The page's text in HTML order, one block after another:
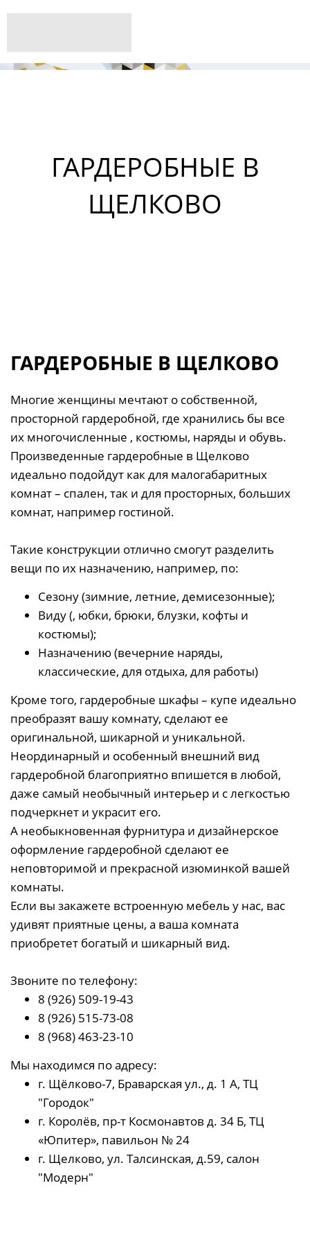
ГАРДЕРОБНЫЕ В
ЩЕЛКОВО
ГАРДЕРОБНЫЕ В ЩЕЛКОВО
Многие женщины мечтают о собственной,
просторной гардеробной, где хранились бы все
их многочисленные , костюмы, наряды и обувь.
Произведенные гардеробные в Щелково
идеально подойдут как для малогабаритных
комнат – спален, так и для просторных, больших
комнат, например гостиной.
Такие конструкции отлично смогут разделить
вещи по их назначению, например, по:
Сезону (зимние, летние, демисезонные);
Виду (, юбки, брюки, блузки, кофты и
костюмы);
Назначению (вечерние наряды,
классические, для отдыха, для работы)
Кроме того, гардеробные шкафы – купе идеально
преобразят вашу комнату, сделают ее
оригинальной, шикарной и уникальной.
Неординарный и особенный внешний вид
гардеробной благоприятно впишется в любой,
даже самый необычный интерьер и с легкостью
подчеркнет и украсит его.
А необыкновенная фурнитура и дизайнерское
оформление гардеробной сделают ее
неповторимой и прекрасной изюминкой вашей
комнаты.
Если вы закажете встроенную мебель у нас, вас
удивят приятные цены, а ваша комната
приобретет богатый и шикарный вид.
Звоните по телефону:
8 (926) 509-19-43
8 (926) 515-73-08
8 (968) 463-23-10
Мы находимся по адресу:
г. Щёлково-7, Браварская ул., д. 1 А, ТЦ
"Городок"
г. Королёв, пр-т Космонавтов д. 34 Б, ТЦ
«Юпитер», павильон № 24
г. Щелково, ул. Талсинская, д.59, салон
"Модерн"